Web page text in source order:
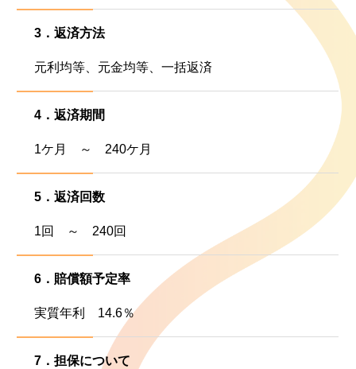
3．返済方法
元利均等、元金均等、一括返済
4．返済期間
1ケ月 ～ 240ケ月
5．返済回数
1回 ～ 240回
6．賠償額予定率
実質年利 14.6％
7．担保について